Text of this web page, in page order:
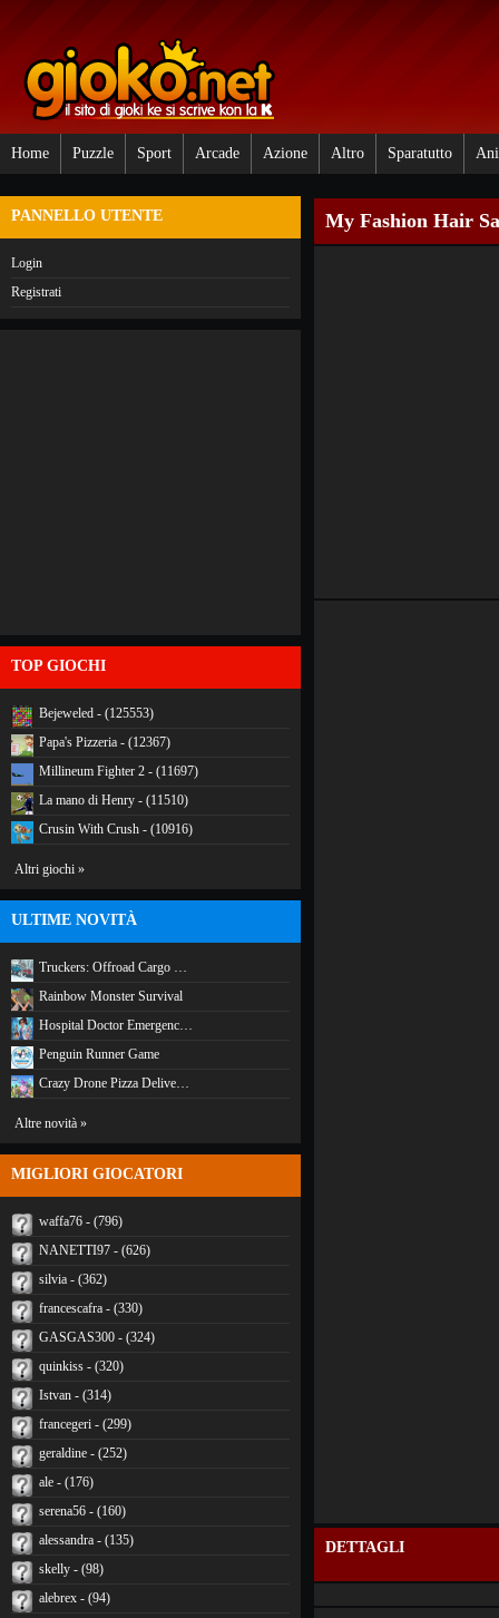
Home Puzzle Sport Arcade Azione Altro Sparatutto
PANNELLO UTENTE
Login
Registrati
TOP GIOCHI
Bejeweled - (125553)
Papa's Pizzeria - (12367)
Millineum Fighter 2 - (11697)
La mano di Henry - (11510)
Crusin With Crush - (10916)
Altri giochi »
ULTIME NOVITÀ
Truckers: Offroad Cargo …
Rainbow Monster Survival
Hospital Doctor Emergenc…
Penguin Runner Game
Crazy Drone Pizza Delive…
Altre novità »
MIGLIORI GIOCATORI
waffa76 - (796)
NANETTI97 - (626)
silvia - (362)
francescafra - (330)
GASGAS300 - (324)
quinkiss - (320)
Istvan - (314)
francegeri - (299)
geraldine - (252)
ale - (176)
serena56 - (160)
alessandra - (135)
skelly - (98)
alebrex - (94)
My Fashion Hair
DETTAGLI